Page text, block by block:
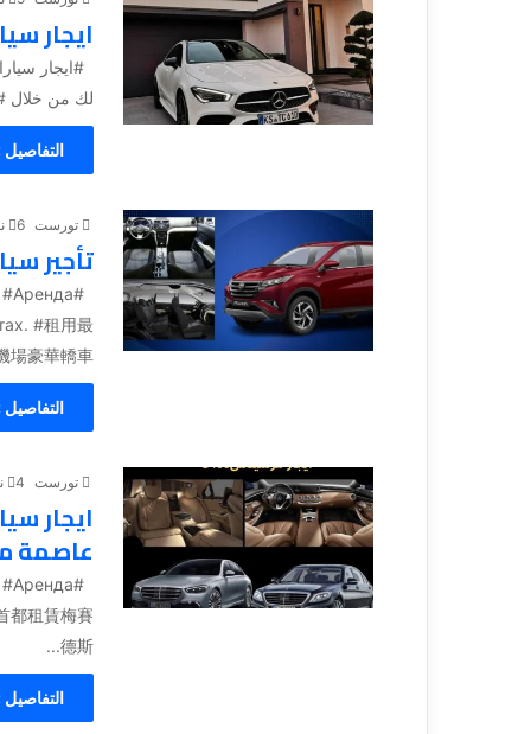
ايجار
#ايجار
لك من خلال
تورست 6 نوفمبر، 2023
تأجير
#Аренда
#租用最
豪華轎車...
تورست 4 نوفمبر، 2023
عاصمة
都租賃梅賽
德斯...